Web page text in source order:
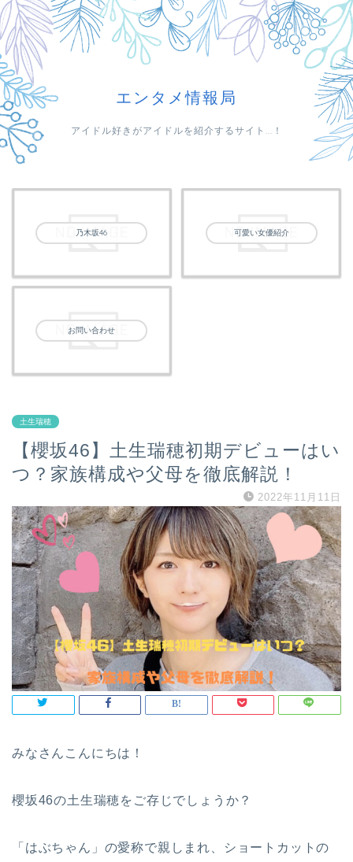
エンタメ情報局
アイドル好きがアイドルを紹介するサイト...！
乃木坂46 可愛い女優紹介
お問い合わせ
土生瑞穂
【櫻坂46】土生瑞穂初期デビューはい
つ？家族構成や父母を徹底解説！
2022年11月11日
みなさんこんにちは！
櫻坂46の土生瑞穂をご存じでしょうか？
「はぶちゃん」の愛称で親しまれ、ショートカットの